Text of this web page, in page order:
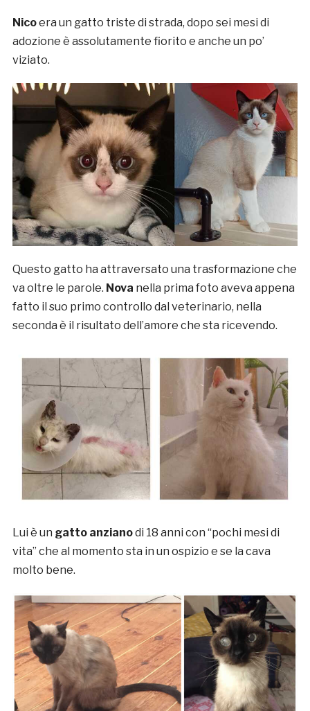
Nicoera un gatto triste di strada, dopo sei mesi di
adozione è assolutamente fiorito e anche un po’
viziato.
Questo gatto ha attraversato una trasformazione che
va oltre le parole. Nova nella prima foto aveva appena
fatto il suo primo controllo dal veterinario, nella
seconda è il risultato dell’amore che sta ricevendo.
Lui è un gatto anzianodi 18 anni con “pochi mesi di
vita” che al momento sta in un ospizio e se la cava
molto bene.